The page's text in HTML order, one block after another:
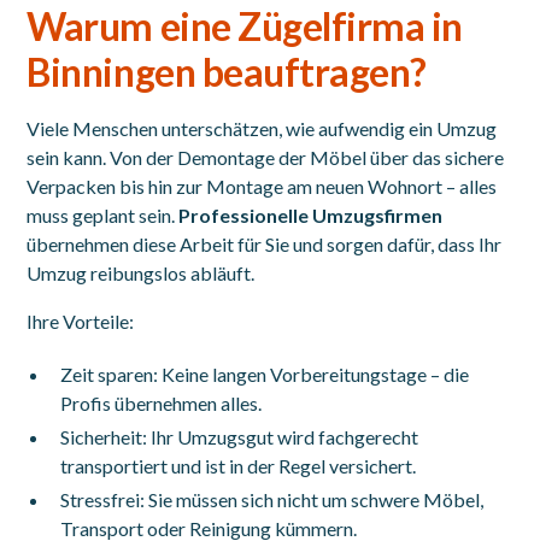
Warum eine Zügelfirma in
Binningen beauftragen?
Viele Menschen unterschätzen, wie aufwendig ein Umzug
sein kann. Von der Demontage der Möbel über das sichere
Verpacken bis hin zur Montage am neuen Wohnort – alles
muss geplant sein. Professionelle Umzugsfirmen
übernehmen diese Arbeit für Sie und sorgen dafür, dass Ihr
Umzug reibungslos abläuft.
Ihre Vorteile:
Zeit sparen: Keine langen Vorbereitungstage – die
Profis übernehmen alles.
Sicherheit: Ihr Umzugsgut wird fachgerecht
transportiert und ist in der Regel versichert.
Stressfrei: Sie müssen sich nicht um schwere Möbel,
Transport oder Reinigung kümmern.